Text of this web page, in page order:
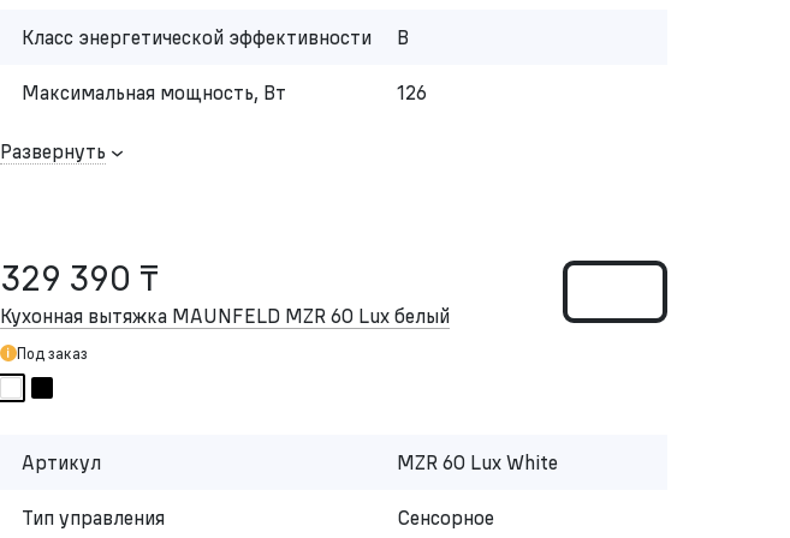
Класс энергетической эффективности B
Максимальная мощность, Вт 126
Развернуть
329 390 ₸
Кухонная вытяжка MAUNFELD MZR 60 Lux белый
Под заказ
Артикул MZR 60 Lux White
Тип управления Сенсорное